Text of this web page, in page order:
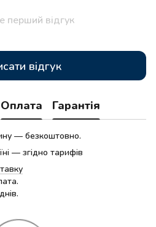
перший відгук
відгук
Оплата Гарантія
— безкоштовно.
— згідно тарифів